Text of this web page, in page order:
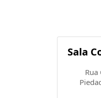
Sala